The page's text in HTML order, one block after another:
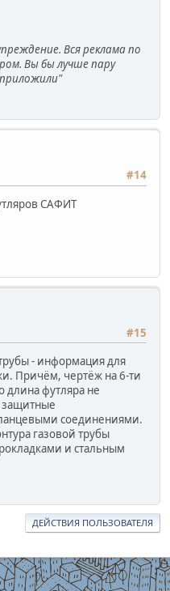
Вся реклама по
Вы бы лучше пару
#14
САФИТ
#15
- информация для
Причём, чертёж на 6-ти
футляра не
защитные
соединениями.
газовой трубы
и стальным
ДЕЙСТВИЯ ПОЛЬЗОВАТЕЛЯ